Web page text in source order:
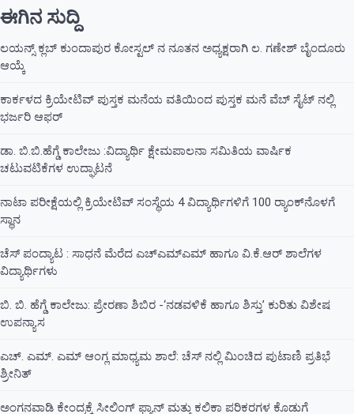
ಈಗಿನ ಸುದ್ದಿ
ಲಯನ್ಸ್ ಕ್ಲಬ್ ಕುಂದಾಪುರ ಕೋಸ್ಟಲ್ ನ ನೂತನ ಅಧ್ಯಕ್ಷರಾಗಿ ಲ. ಗಣೇಶ್ ಬೈಂದೂರು
ಆಯ್ಕೆ
ಕಾರ್ಕಳದ ಕ್ರಿಯೇಟಿವ್ ಪುಸ್ತಕ ಮನೆಯ ವತಿಯಿಂದ ಪುಸ್ತಕ ಮನೆ ವೆಬ್ ಸೈಟ್ ನಲ್ಲಿ
ಭರ್ಜರಿ ಆಫರ್
ಡಾ. ಬಿ.ಬಿ.ಹೆಗ್ಡೆ ಕಾಲೇಜು :ವಿದ್ಯಾರ್ಥಿ ಕ್ಷೇಮಪಾಲನಾ ಸಮಿತಿಯ ವಾರ್ಷಿಕ
ಚಟುವಟಿಕೆಗಳ ಉದ್ಘಾಟನೆ
ನಾಟಾ ಪರೀಕ್ಷೆಯಲ್ಲಿ ಕ್ರಿಯೇಟಿವ್ ಸಂಸ್ಥೆಯ 4 ವಿದ್ಯಾರ್ಥಿಗಳಿಗೆ 100 ರ‍್ಯಾಂಕ್‌ನೊಳಗೆ
ಸ್ಥಾನ
ಚೆಸ್ ಪಂದ್ಯಾಟ : ಸಾಧನೆ ಮೆರೆದ ಎಚ್ಎಮ್ಎಮ್ ಹಾಗೂ ವಿ.ಕೆ.ಆರ್ ಶಾಲೆಗಳ
ವಿದ್ಯಾರ್ಥಿಗಳು
ಬಿ. ಬಿ. ಹೆಗ್ಡೆ ಕಾಲೇಜು: ಪ್ರೇರಣಾ ಶಿಬಿರ -‘ನಡವಳಿಕೆ ಹಾಗೂ ಶಿಸ್ತು’ ಕುರಿತು ವಿಶೇಷ
ಉಪನ್ಯಾಸ
ಎಚ್. ಎಮ್. ಎಮ್ ಆಂಗ್ಲ ಮಾಧ್ಯಮ ಶಾಲೆ: ಚೆಸ್ ನಲ್ಲಿ ಮಿಂಚಿದ ಪುಟಾಣಿ ಪ್ರತಿಭೆ
ಶ್ರೀನಿತ್
ಅಂಗನವಾಡಿ ಕೇಂದ್ರಕ್ಕೆ ಸೀಲಿಂಗ್ ಫ್ಯಾನ್ ಮತ್ತು ಕಲಿಕಾ ಪರಿಕರಗಳ ಕೊಡುಗೆ